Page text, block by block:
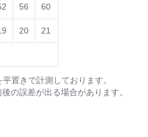
56 60
20 21
置きで計測しております。
の誤差が出る場合があります。